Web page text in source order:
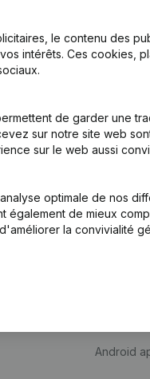
le contenu des
intérêts. Ces cookies,
de garder une
sur notre site web
sur le web aussi
optimale de nos
également de mieux
la convivialité
Produit
Monitoring
Android